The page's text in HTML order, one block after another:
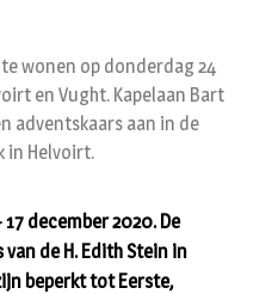
wonen op donderdag 24
en Vught. Kapelaan Bart
adventskaars aan in de
in Helvoirt.
17 december 2020. De
de H. Edith Stein in
beperkt tot Eerste,